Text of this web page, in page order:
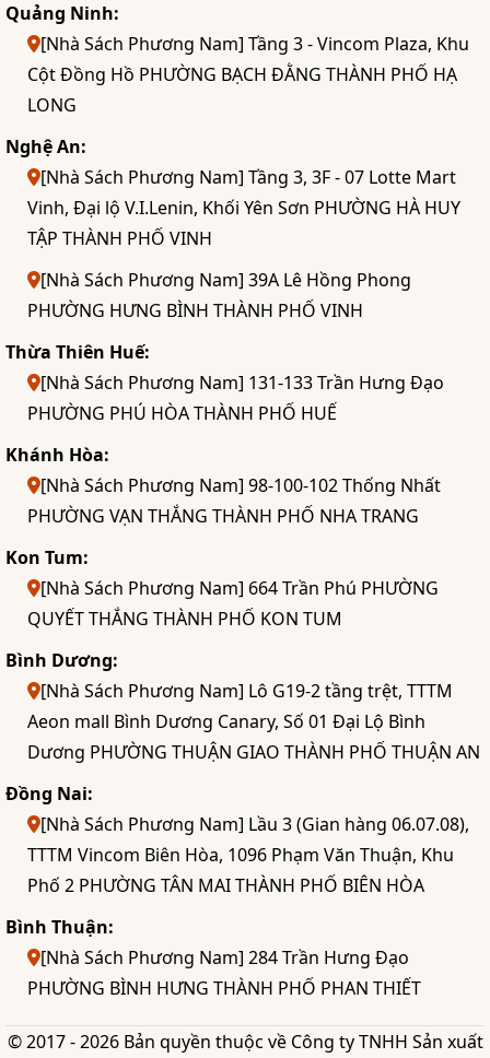
Quảng Ninh:
[Nhà Sách Phương Nam] Tầng 3 - Vincom Plaza, Khu
Cột Đồng Hồ PHƯỜNG BẠCH ĐẰNG THÀNH PHỐ HẠ
LONG
Nghệ An:
[Nhà Sách Phương Nam] Tầng 3, 3F - 07 Lotte Mart
Vinh, Đại lộ V.I.Lenin, Khối Yên Sơn PHƯỜNG HÀ HUY
TẬP THÀNH PHỐ VINH
[Nhà Sách Phương Nam] 39A Lê Hồng Phong
PHƯỜNG HƯNG BÌNH THÀNH PHỐ VINH
Thừa Thiên Huế:
[Nhà Sách Phương Nam] 131-133 Trần Hưng Đạo
PHƯỜNG PHÚ HÒA THÀNH PHỐ HUẾ
Khánh Hòa:
[Nhà Sách Phương Nam] 98-100-102 Thống Nhất
PHƯỜNG VẠN THẮNG THÀNH PHỐ NHA TRANG
Kon Tum:
[Nhà Sách Phương Nam] 664 Trần Phú PHƯỜNG
QUYẾT THẮNG THÀNH PHỐ KON TUM
Bình Dương:
[Nhà Sách Phương Nam] Lô G19-2 tầng trệt, TTTM
Aeon mall Bình Dương Canary, Số 01 Đại Lộ Bình
Dương PHƯỜNG THUẬN GIAO THÀNH PHỐ THUẬN AN
Đồng Nai:
[Nhà Sách Phương Nam] Lầu 3 (Gian hàng 06.07.08),
TTTM Vincom Biên Hòa, 1096 Phạm Văn Thuận, Khu
Phố 2 PHƯỜNG TÂN MAI THÀNH PHỐ BIÊN HÒA
Bình Thuận:
[Nhà Sách Phương Nam] 284 Trần Hưng Đạo
PHƯỜNG BÌNH HƯNG THÀNH PHỐ PHAN THIẾT
© 2017 - 2026 Bản quyền thuộc về Công ty TNHH Sản xuất